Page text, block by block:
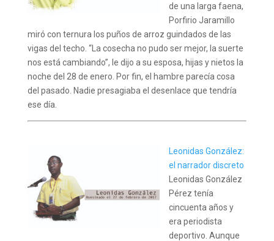
de una larga faena,
Porfirio Jaramillo
miró con ternura los puños de arroz guindados de las
vigas del techo. “La cosecha no pudo ser mejor, la suerte
nos está cambiando”, le dijo a su esposa, hijas y nietos la
noche del 28 de enero. Por fin, el hambre parecía cosa
del pasado. Nadie presagiaba el desenlace que tendría
ese día.
Leonidas González:
el narrador discreto
Leonidas González
Pérez tenía
cincuenta años y
era periodista
deportivo. Aunque